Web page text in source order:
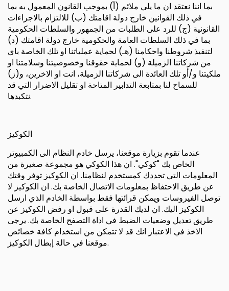
بما اننا نعتقد ان ما يلي ملائم (أ) بموجب القانون المعمول به بما
في ذلك القوانين خارج دولة اقامتك (ب) للالتزام بالاجراءات
القانونية (ج) للرد على الطلبات من الجمهور والسلطات الحكومية
بما في ذلك السلطات العامة والحكومية خارج دولة اقامتك (د)
لتنفيذ شروطنا واحكامنا (هـ) لحماية عملياتنا او تلك الخاصة باي
من شركاتنا الزميلة (و) لحماية حقوقنا وخصوصيتنا وسلامتنا او
ملكيتنا و/أو تلك العائدة الى شركاتنا الزميلة، انت او الاخرين، و(ز)
للسماح لنا بمتابعة التدابير المتاحة او تقليل الاضرار التي قد
نتكبدها.
الكوكيز
عندما تقوم بزيارة موقعنا، يرسل خادم النظام الى الكمبيوتر
الخاص بك "كوكي". ان هذا الكوكي هو مجموعة صغيرة من
المعلومات التي تحددك كمستخدم لنظامنا. ان الكوكيز توفر وقتك
عن طريق الاحتفاظ بمعلومات الاتصال الخاصة بك. ان الكوكيز لا
توصل الفيروسات ويمكن قرائتها فقط بواسطة الخادم الذي ارسل
الكوكيز اليك. ان لديك القدرة على قبول او رفض الكوكيز عن
طريق تعديل وضعيات الضبط في اداة التصفح الخاصة بك. يرجى
الاخذ في الاعتبار انك قد لا تتمكن من استخدام كافة خصائص
موقعنا في حالة إبطال الكوكيز.